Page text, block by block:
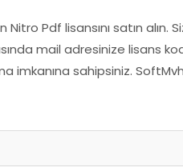
Pdf lisansını satın
mail adresinize lisans
imkanına sahipsiniz.